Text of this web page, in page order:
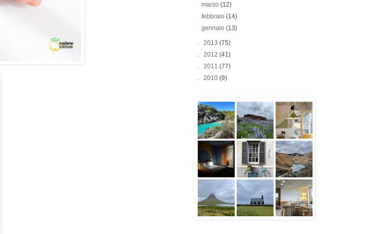
marzo(12)
febbraio(14)
gennaio(13)
► 2013 (75)
► 2012 (41)
► 2011 (77)
► 2010 (9)